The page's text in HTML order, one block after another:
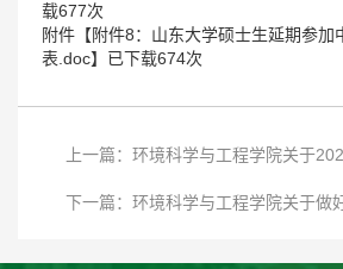
载677次
附件【附件8：山东大学硕士生延期参加
表.doc】已下载674次